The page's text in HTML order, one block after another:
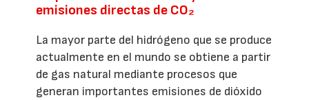
emisiones directas de CO₂
La mayor parte del hidrógeno que se produce
actualmente en el mundo se obtiene a partir
de gas natural mediante procesos que
generan importantes emisiones de dióxido